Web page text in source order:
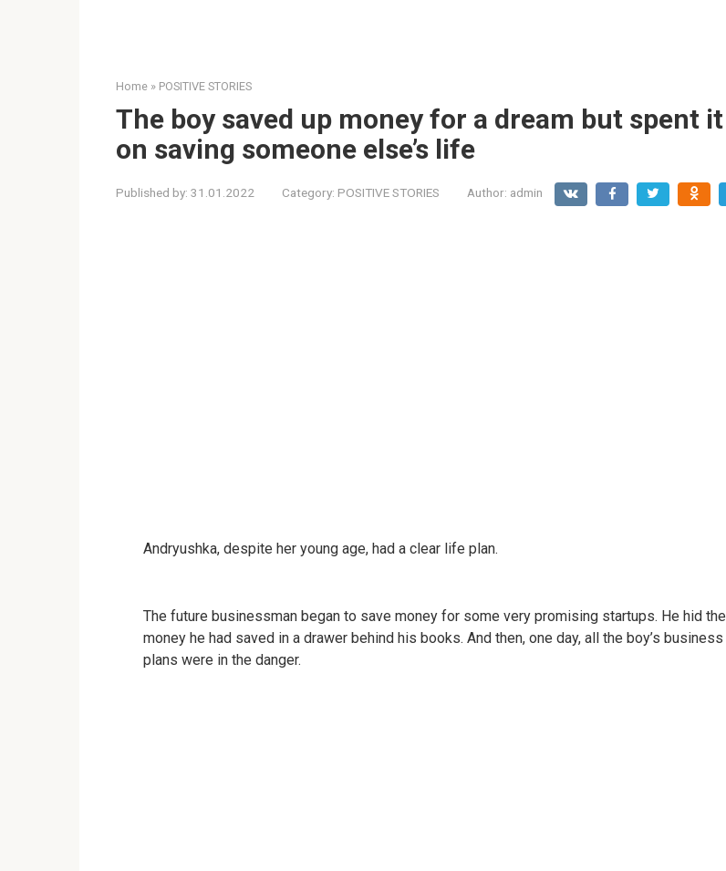
Home » POSITIVE STORIES
The boy saved up money for a dream but spent it
on saving someone else’s life
Published by: 31.01.2022 Category: POSITIVE STORIES Author: admin
Andryushka, despite her young age, had a clear life plan.
The future businessman began to save money for some very promising startups. He hid the
money he had saved in a drawer behind his books. And then, one day, all the boy’s business
plans were in the danger.